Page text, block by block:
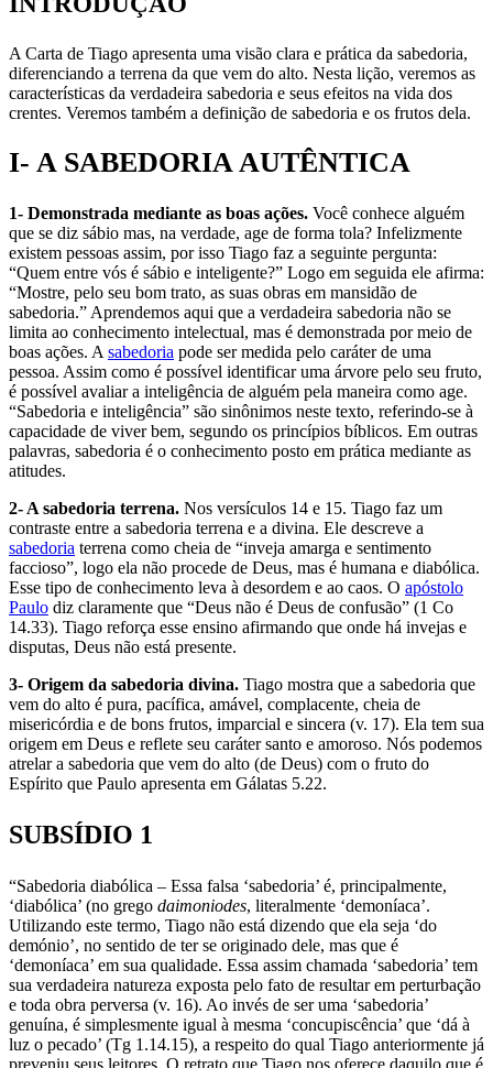
A Carta de Tiago apresenta uma visão clara e prática da sabedoria,
diferenciando a terrena da que vem do alto. Nesta lição, veremos as
características da verdadeira sabedoria e seus efeitos na vida dos
crentes. Veremos também a definição de sabedoria e os frutos dela.
I- A SABEDORIA AUTÊNTICA
1- Demonstrada mediante as boas ações. Você conhece alguém
que se diz sábio mas, na verdade, age de forma tola? Infelizmente
existem pessoas assim, por isso Tiago faz a seguinte pergunta:
“Quem entre vós é sábio e inteligente?” Logo em seguida ele afirma:
“Mostre, pelo seu bom trato, as suas obras em mansidão de
sabedoria.” Aprendemos aqui que a verdadeira sabedoria não se
limita ao conhecimento intelectual, mas é demonstrada por meio de
boas ações. A sabedoria pode ser medida pelo caráter de uma
pessoa. Assim como é possível identificar uma árvore pelo seu fruto,
é possível avaliar a inteligência de alguém pela maneira como age.
“Sabedoria e inteligência” são sinônimos neste texto, referindo-se à
capacidade de viver bem, segundo os princípios bíblicos. Em outras
palavras, sabedoria é o conhecimento posto em prática mediante as
atitudes.
2- A sabedoria terrena. Nos versículos 14 e 15. Tiago faz um
contraste entre a sabedoria terrena e a divina. Ele descreve a
sabedoria terrena como cheia de “inveja amarga e sentimento
faccioso”, logo ela não procede de Deus, mas é humana e diabólica.
Esse tipo de conhecimento leva à desordem e ao caos. O apóstolo
Paulo diz claramente que “Deus não é Deus de confusão” (1 Co
14.33). Tiago reforça esse ensino afirmando que onde há invejas e
disputas, Deus não está presente.
3- Origem da sabedoria divina. Tiago mostra que a sabedoria que
vem do alto é pura, pacífica, amável, complacente, cheia de
misericórdia e de bons frutos, imparcial e sincera (v. 17). Ela tem sua
origem em Deus e reflete seu caráter santo e amoroso. Nós podemos
atrelar a sabedoria que vem do alto (de Deus) com o fruto do
Espírito que Paulo apresenta em Gálatas 5.22.
SUBSÍDIO 1
“Sabedoria diabólica – Essa falsa ‘sabedoria’ é, principalmente,
‘diabólica’ (no grego daimoniodes, literalmente ‘demoníaca’.
Utilizando este termo, Tiago não está dizendo que ela seja ‘do
demónio’, no sentido de ter se originado dele, mas que é
‘demoníaca’ em sua qualidade. Essa assim chamada ‘sabedoria’ tem
sua verdadeira natureza exposta pelo fato de resultar em perturbação
e toda obra perversa (v. 16). Ao invés de ser uma ‘sabedoria’
genuína, é simplesmente igual à mesma ‘concupiscência’ que ‘dá à
luz o pecado’ (Tg 1.14.15), a respeito do qual Tiago anteriormente já
preveniu seus leitores. O retrato que Tiago nos oferece daquilo que é